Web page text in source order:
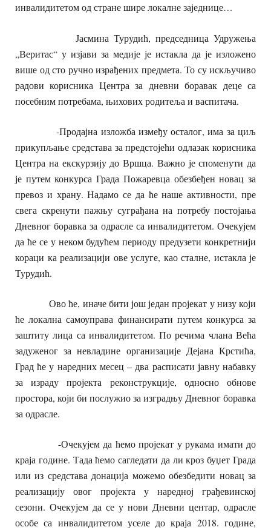
инвалидитетом од стране шире локалне заједнице…
Јасмина Турудић, председница Удружења
„Веритас“ у изјави за медије је истакла да је изложено
више од сто ручно израђених предмета. То су искључиво
радови корисника Центра за дневни боравак деце са
посебним потребама, њихових родитеља и васпитача.
-Продајна изложба између осталог, има за циљ
прикупљање средстава за предстојећи одлазак корисника
Центра на екскурзију до Вршца. Важно је споменути да
је путем конкурса Града Пожаревца обезбеђен новац за
превоз и храну. Надамо се да ће наше активности, пре
свега скренути пажњу суграђана на потребу постојања
Дневног боравка за одрасле са инвалидитетом. Очекујем
да ће се у неком будућем периоду предузети конкретнији
кораци ка реализацији ове услуге, као сталне, истакла је
Турудић.
Ово ће, иначе бити још један пројекат у низу који
ће локална самоуправа финансирати путем конкурса за
заштиту лица са инвалидитетом. По речима члана Већа
задуженог за невладине организације Дејана Крстића,
Град ће у наредних месец – два расписати јавну набавку
за израду пројекта реконструкције, односно обнове
простора, који би послужио за изградњу Дневног боравка
за одрасле.
-Очекујем да ћемо пројекат у рукама имати до
краја године. Тада ћемо сагледати да ли кроз буџет Града
или из средстава донација можемо обезбедити новац за
реализацију овог пројекта у наредној грађевинској
сезони. Очекујем да се у нови Дневни центар, одрасле
особе са инвалидитетом уселе до краја 2018. године,